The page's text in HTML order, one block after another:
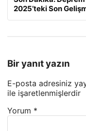
2025’teki Son
Bir yanıt yazın
E-posta adresiniz
ile işaretlenmişlerdir
Yorum *